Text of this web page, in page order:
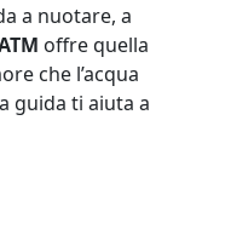
a nuotare, a
offre quella
che l’acqua
guida ti aiuta a